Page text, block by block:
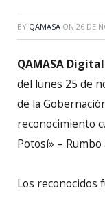
BY QAMASA ON 26 DE
QAMASA
del lunes 25 de
de la
reconocimiento
Potosí» –
Los reconocidos